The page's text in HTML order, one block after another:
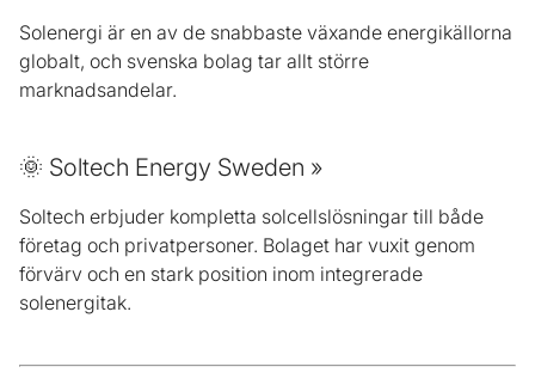
Solenergi är en av de snabbaste växande energikällorna
globalt, och svenska bolag tar allt större
marknadsandelar.
🌞 Soltech Energy Sweden »
Soltech erbjuder kompletta solcellslösningar till både
företag och privatpersoner. Bolaget har vuxit genom
förvärv och en stark position inom integrerade
solenergitak.